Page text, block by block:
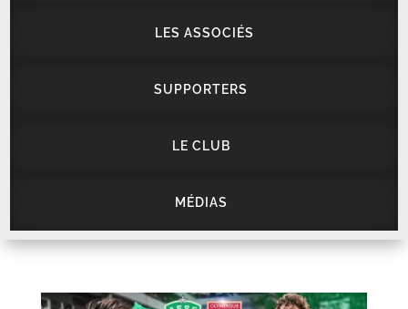
LES ASSOCIÉS
SUPPORTERS
LE CLUB
MÉDIAS